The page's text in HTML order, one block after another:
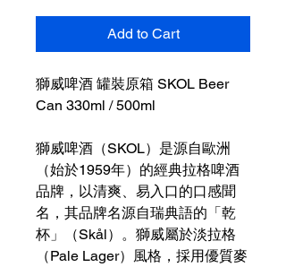
Add to Cart
獅威啤酒 罐裝原箱 SKOL Beer
Can 330ml / 500ml
獅威啤酒（SKOL）是源自歐洲
（始於1959年）的經典拉格啤酒
品牌，以清爽、易入口的口感聞
名，其品牌名源自瑞典語的「乾
杯」（Skål）。獅威屬於淡拉格
（Pale Lager）風格，採用優質麥